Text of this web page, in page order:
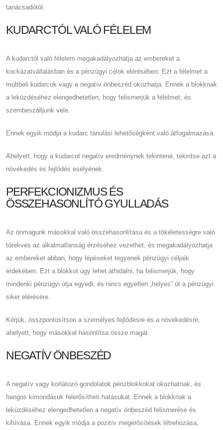
tanácsadótól.
KUDARCTÓL VALÓ FÉLELEM
A kudarctól való félelem megakadályozhatja az embereket a
kockázatvállalásban és a pénzügyi célok elérésében. Ezt a félelmet a
múltbeli kudarcok vagy a negatív önbeszéd okozhatja. Ennek a blokknak
a leküzdéséhez elengedhetetlen, hogy felismerjük a félelmet, és
szembeszálljunk vele.
Ennek egyik módja a kudarc tanulási lehetőségként való átfogalmazása.
Ahelyett, hogy a kudarcot negatív eredménynek tekintené, tekintse azt a
növekedés és fejlődés esélyének.
PERFEKCIONIZMUS ÉS
ÖSSZEHASONLÍTÓ GYULLADÁS
Az önmagunk másokkal való összehasonlítása és a tökéletességre való
törekvés az alkalmatlanság érzéséhez vezethet, és megakadályozhatja
az embereket abban, hogy lépéseket tegyenek pénzügyi céljaik
érdekében. Ezt a blokkot úgy lehet áthidalni, ha felismerjük, hogy
mindenki pénzügyi útja egyedi, és nincs egyetlen „helyes” út a pénzügyi
siker elérésére.
Kérjük, összpontosítson a személyes fejlődésre és a növekedésre,
ahelyett, hogy másokkal hasonlítsa össze magát.
NEGATÍV ÖNBESZÉD
A negatív vagy korlátozó gondolatok pénzblokkokat okozhatnak, és
hangos kimondásuk felerősítheti hatásukat. Ennek a blokknak a
leküzdéséhez elengedhetetlen a negatív önbeszéd felismerése és
kihívása. Ennek egyik módja a pozitív megerősítések létrehozása,